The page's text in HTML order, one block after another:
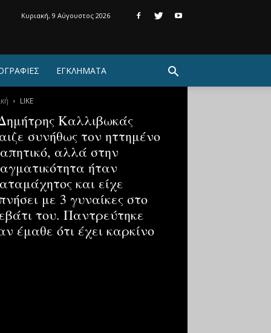
Κυριακή, 9 Αύγουστος 2026
ΕΓΚΛΗΜΑΤΑ
LIKE
Καλλιβωκάς
συνήθως τον ηττημένο
αλλά στην
ήταν
και είχε
με 3 γυναίκες στο
του. Παντρεύτηκε
έμαθε ότι έχει καρκίνο